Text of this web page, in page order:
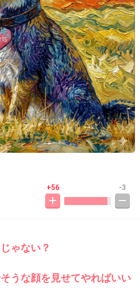
+56 -3
ゃない？
うな顔を見せてやればいい